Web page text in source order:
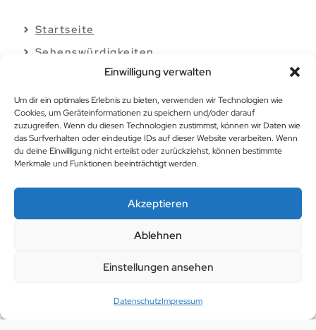
Einwilligung verwalten
Um dir ein optimales Erlebnis zu bieten, verwenden wir Technologien wie
Cookies, um Geräteinformationen zu speichern und/oder darauf
zuzugreifen. Wenn du diesen Technologien zustimmst, können wir Daten wie
das Surfverhalten oder eindeutige IDs auf dieser Website verarbeiten. Wenn
du deine Einwilligung nicht erteilst oder zurückziehst, können bestimmte
Merkmale und Funktionen beeinträchtigt werden.
Akzeptieren
Ablehnen
Einstellungen ansehen
DatenschutzImpressum
Startseite
Sehenswürdigkeiten
Essen & Trinken
Unterkünfte
Über
Kooperationen &